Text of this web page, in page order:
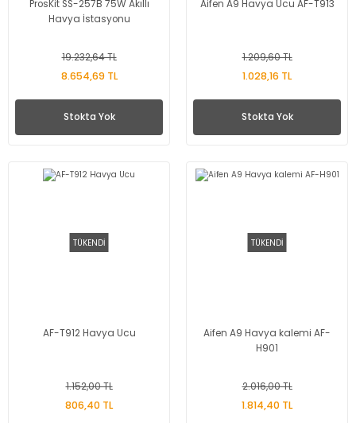
ProsKit SS-257B 75W Akıllı
Havya İstasyonu
19.232,64 TL
8.654,69 TL
Stokta Yok
Aifen A9 Havya Ucu AF-T913
1.209,60 TL
1.028,16 TL
Stokta Yok
TÜKENDİ
AF-T912 Havya Ucu
1.152,00 TL
806,40 TL
TÜKENDİ
Aifen A9 Havya kalemi AF-
H901
2.016,00 TL
1.814,40 TL